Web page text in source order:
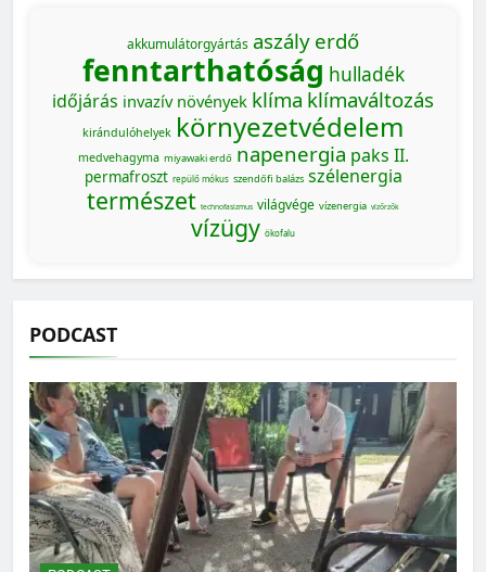
akkumulátorgyártás aszály erdő
fenntarthatóság hulladék
időjárás invazív növények klíma klímaváltozás
kirándulóhelyek környezetvédelem
medvehagyma miyawaki erdő napenergia paks II.
permafroszt repülő mókus szendőfi balázs szélenergia
természet technofasizmus világvége vízenergia vízőrzők
vízügy ökofalu
PODCAST